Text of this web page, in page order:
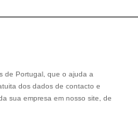
de Portugal, que o ajuda a
dos dados de contacto e
sua empresa em nosso site, de